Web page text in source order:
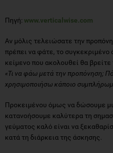
Πηγή: www.verticalwise.com
Αν μόλις τελειώσατε την
πρέπει να φάτε, το συγκεκριμένο
κείμενο που ακολουθεί θα
«Τι να φάω μετά την προπόνηση;
χρησιμοποιήσω κάποιο
Προκειμένου όμως να δώσουμε
κατανοήσουμε καλύτερα τη
γεύματος καλό είναι να
κατά τη διάρκεια της άσκησης.